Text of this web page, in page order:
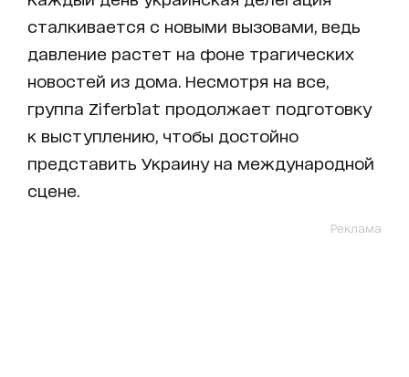
сталкивается с новыми вызовами, ведь
давление растет на фоне трагических
новостей из дома. Несмотря на все,
группа Ziferblat продолжает подготовку
к выступлению, чтобы достойно
представить Украину на международной
сцене.
Реклама